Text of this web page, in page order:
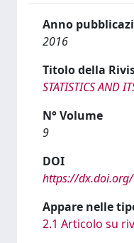
Anno
2016
Titolo della
STATISTICS AND
N° Volume
9
DOI
https://
Appare nelle
2.1 Articolo su